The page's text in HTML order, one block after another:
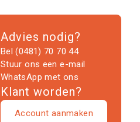
Advies nodig?
Bel (0481) 70 70 44
Stuur ons een e-mail
WhatsApp met ons
Klant worden?
Account aanmaken